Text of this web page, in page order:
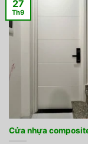
Cửa nhựa
27
Th9